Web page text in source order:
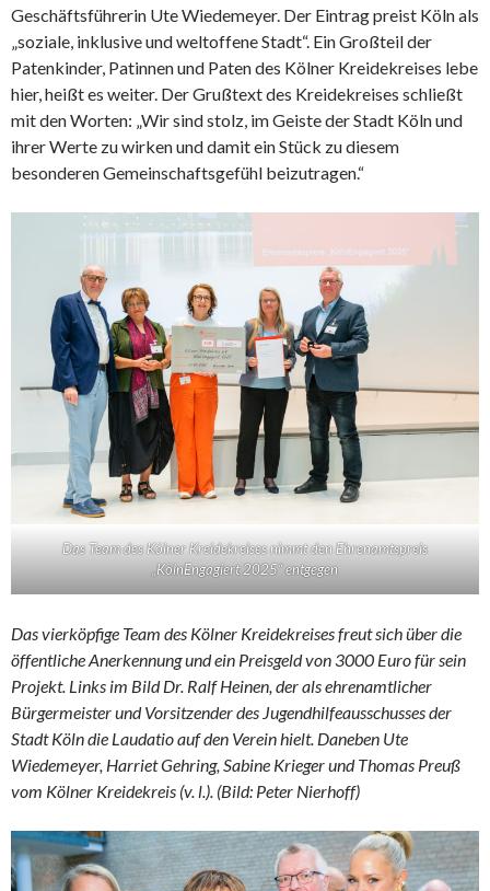
Geschäftsführerin Ute Wiedemeyer. Der Eintrag preist Köln als
„soziale, inklusive und weltoffene Stadt“. Ein Großteil der
Patenkinder, Patinnen und Paten des Kölner Kreidekreises lebe
hier, heißt es weiter. Der Grußtext des Kreidekreises schließt
mit den Worten: „Wir sind stolz, im Geiste der Stadt Köln und
ihrer Werte zu wirken und damit ein Stück zu diesem
besonderen Gemeinschaftsgefühl beizutragen.“
Das Team des Kölner Kreidekreises nimmt den Ehrenamtspreis
„KölnEngagiert 2025“ entgegen
Das vierköpfige Team des Kölner Kreidekreises freut sich über die
öffentliche Anerkennung und ein Preisgeld von 3000 Euro für sein
Projekt. Links im Bild Dr. Ralf Heinen, der als ehrenamtlicher
Bürgermeister und Vorsitzender des Jugendhilfeausschusses der
Stadt Köln die Laudatio auf den Verein hielt. Daneben Ute
Wiedemeyer, Harriet Gehring, Sabine Krieger und Thomas Preuß
vom Kölner Kreidekreis (v. l.). (Bild: Peter Nierhoff)